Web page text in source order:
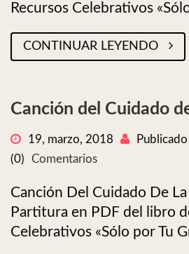
Recursos Celebrativos
CONTINUAR LEYENDO
Canción del Cuidado
19, marzo, 2018
(0)
Comentarios
Canción Del Cuidado De
Partitura en PDF del libro
Celebrativos «Sólo por Tu